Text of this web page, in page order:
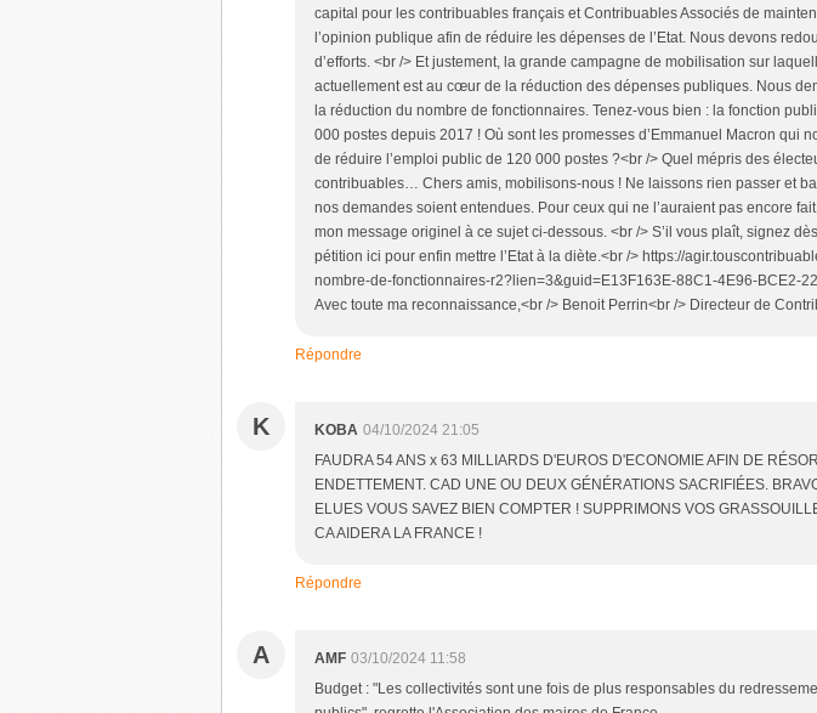
capital pour les contribuables français et Contribuables Associés de
l’opinion publique afin de réduire les dépenses de l’Etat. Nous devons
d’efforts. <br /> Et justement, la grande campagne de mobilisation sur
actuellement est au cœur de la réduction des dépenses publiques. Nous
la réduction du nombre de fonctionnaires. Tenez-vous bien : la fonction
000 postes depuis 2017 ! Où sont les promesses d’Emmanuel Macron qui
de réduire l’emploi public de 120 000 postes ?<br /> Quel mépris des
contribuables… Chers amis, mobilisons-nous ! Ne laissons rien passer et
nos demandes soient entendues. Pour ceux qui ne l’auraient pas encore
mon message originel à ce sujet ci-dessous. <br /> S’il vous plaît, signez
pétition ici pour enfin mettre l’Etat à la diète.<br /> https://
nombre-de-fonctionnaires-r2?lien=3&guid=E13F163E-88C1-4E96-BCE2-
Avec toute ma reconnaissance,<br /> Benoit Perrin<br /> Directeur de
Répondre
K KOBA 04/10/2024 21:05
FAUDRA 54 ANS x 63 MILLIARDS D'EUROS D'ECONOMIE AFIN DE
ENDETTEMENT. CAD UNE OU DEUX GÉNÉRATIONS SACRIFIÉES.
ELUES VOUS SAVEZ BIEN COMPTER ! SUPPRIMONS VOS
CA AIDERA LA FRANCE !
Répondre
A AMF 03/10/2024 11:58
Budget : "Les collectivités sont une fois de plus responsables du